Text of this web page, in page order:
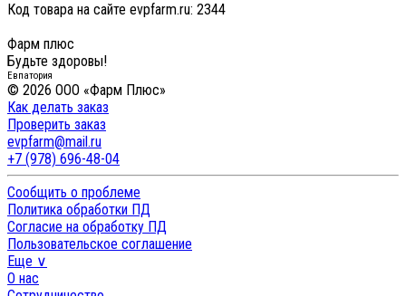
Код товара на сайте evpfarm.ru: 2344
Фарм плюс
Будьте здоровы!
Евпатория
© 2026 ООО «Фарм Плюс»
Как делать заказ
Проверить заказ
evpfarm@mail.ru
+7 (978) 696-48-04
Сообщить о проблеме
Политика обработки ПД
Согласие на обработку ПД
Пользовательское соглашение
Еще ∨
О нас